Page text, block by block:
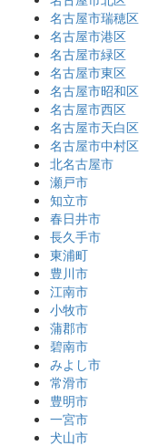
名古屋市瑞穂区
名古屋市港区
名古屋市緑区
名古屋市東区
名古屋市昭和区
名古屋市西区
名古屋市天白区
名古屋市中村区
北名古屋市
瀬戸市
知立市
春日井市
長久手市
東浦町
豊川市
江南市
小牧市
蒲郡市
碧南市
みよし市
常滑市
豊明市
一宮市
犬山市